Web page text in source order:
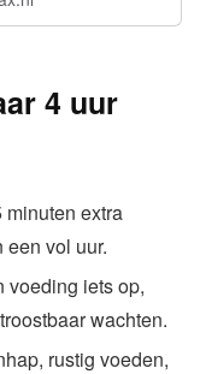
4 uur
extra
vol uur.
voeding iets op,
wachten.
rustig voeden,